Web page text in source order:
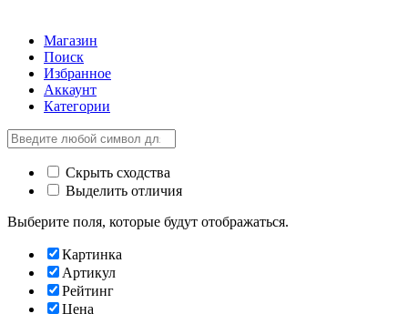
Магазин
Поиск
Избранное
Аккаунт
Категории
Скрыть сходства
Выделить отличия
Выберите поля, которые будут отображаться.
Картинка
Артикул
Рейтинг
Цена